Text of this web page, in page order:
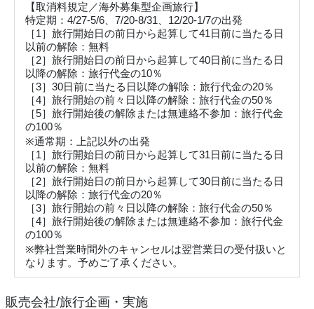
【取消料規定／海外募集型企画旅行】
特定期：4/27-5/6、7/20-8/31、12/20-1/7の出発
［1］旅行開始日の前日から起算して41日前に当たる日
以前の解除：無料
［2］旅行開始日の前日から起算して40日前に当たる日
以降の解除：旅行代金の10％
［3］30日前に当たる日以降の解除：旅行代金の20％
［4］旅行開始の前々日以降の解除：旅行代金の50％
［5］旅行開始後の解除または無連絡不参加：旅行代金
の100％
※通常期：上記以外の出発
［1］旅行開始日の前日から起算して31日前に当たる日
以前の解除：無料
［2］旅行開始日の前日から起算して30日前に当たる日
以降の解除：旅行代金の20％
［3］旅行開始の前々日以降の解除：旅行代金の50％
［4］旅行開始後の解除または無連絡不参加：旅行代金
の100％
※弊社営業時間外のキャンセルは翌営業日の受付扱いと
なります。予めご了承ください。
販売会社/旅行企画・実施